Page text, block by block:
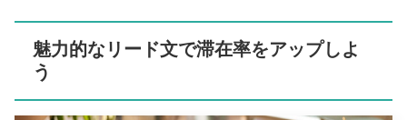
魅力的なリード文で滞在率をアップしよ
う